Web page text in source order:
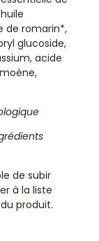
de romarin*,
glucoside,
acide
de subir
à la liste
produit.